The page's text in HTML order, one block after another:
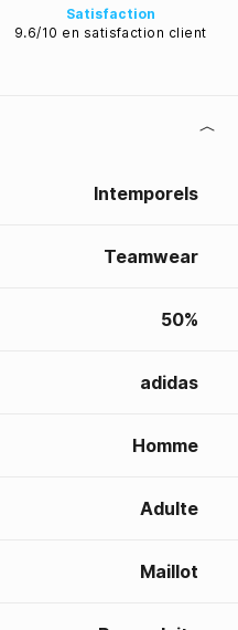
Satisfaction
9.6/10 en satisfaction client
Intemporels
Teamwear
50%
adidas
Homme
Adulte
Maillot